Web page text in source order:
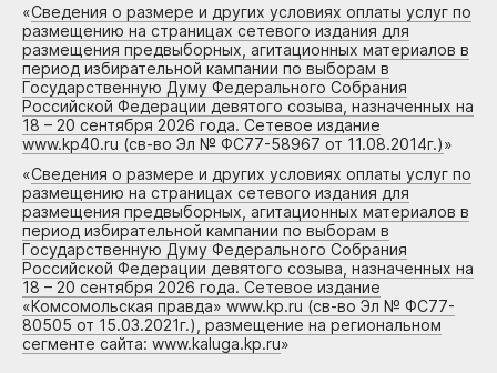
«Сведения о размере и других условиях оплаты услуг по
размещению на страницах сетевого издания для
размещения предвыборных, агитационных материалов в
период избирательной кампании по выборам в
Государственную Думу Федерального Собрания
Российской Федерации девятого созыва, назначенных на
18 – 20 сентября 2026 года. Сетевое издание
www.kp40.ru (св-во Эл № ФС77-58967 от 11.08.2014г.)»
«Сведения о размере и других условиях оплаты услуг по
размещению на страницах сетевого издания для
размещения предвыборных, агитационных материалов в
период избирательной кампании по выборам в
Государственную Думу Федерального Собрания
Российской Федерации девятого созыва, назначенных на
18 – 20 сентября 2026 года. Сетевое издание
«Комсомольская правда» www.kp.ru (св-во Эл № ФС77-
80505 от 15.03.2021г.), размещение на региональном
сегменте сайта: www.kaluga.kp.ru»